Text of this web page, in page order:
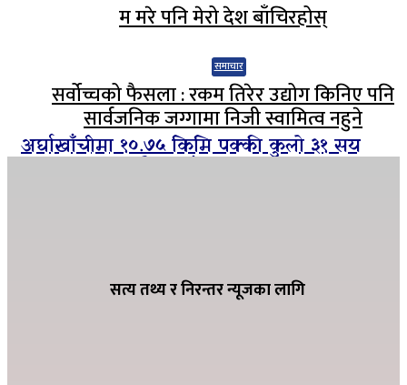
म मरे पनि मेरो देश बाँचिरहोस्
समाचार
सर्वोच्चको फैसला : रकम तिरेर उद्योग किनिए पनि
सार्वजनिक जग्गामा निजी स्वामित्व नहुने
अर्घाखाँचीमा १०.७५ किमि पक्की कुलो ३१ सय
सत्य तथ्य र निरन्तर न्यूजका लागि